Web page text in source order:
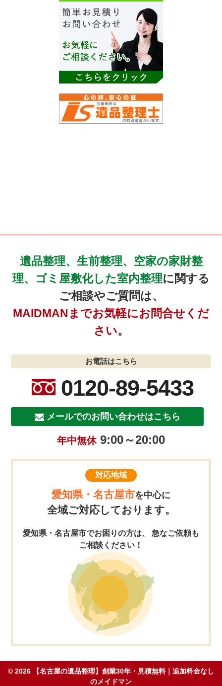
遺品整理、生前整理、空家の家財整
理、ゴミ屋敷化した室内整理に関する
ご相談やご質問は、
MAIDMANまでお気軽にお問合せくだ
さい。
お電話はこちら
0120-89-5433
メールでのお問い合わせはこちら
年中無休9:00～20:00
対応地域
愛知県・名古屋市を中心に
全域ご対応しております。
愛知県・名古屋市でお困りの方は、 急なご依頼も
ご相談ください！
© 2026
【名古屋の遺品整理】創業30年・見積無料｜追加料金なし
のメイドマン